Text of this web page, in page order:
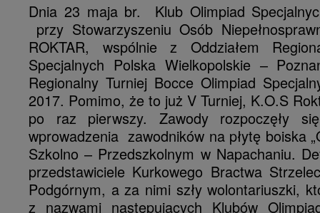
Dnia 23 maja br. Klub Olimpiad
przy Stowarzyszeniu Osób
ROKTAR, wspólnie z Oddziałem
Specjalnych Polska Wielkopolskie –
Regionalny Turniej Bocce Olimpiad
2017. Pomimo, że to już V Turniej, K.O.S
po raz pierwszy. Zawody rozpoczęły
wprowadzenia zawodników na płytę boiska
Szkolno – Przedszkolnym w Napachaniu.
przedstawiciele Kurkowego Bractwa
Podgórnym, a za nimi szły wolontariuszki,
z nazwami następujących Klubów